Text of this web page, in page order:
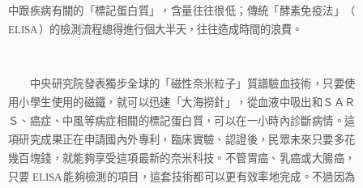
中跟疾病有關的「標記蛋白質」，含量往往很低；傳統「酵素免疫法」（
ELISA ）的檢測流程總得進行個大半天，往往造成時間的浪費。
中央研究院發表獨步全球的「磁性奈米粒子」質譜驗血技術，只要使
用小學生使用的磁鐵，就可以迅速「大海撈針」，從血液中吸出和ＳＡＲ
Ｓ、癌症、中風等病症相關的標記蛋白質，可以在一小時內診斷病情。這
項研究成果正在申請國內外專利，臨床實驗、認證後，民眾未來只要多花
幾百塊錢，就能夠享受這項最新的奈米科技。不管胃癌、乳癌或大腸癌，
只要 ELISA 能夠檢測的項目，這套技術都可以更有效率地完成。不過因為